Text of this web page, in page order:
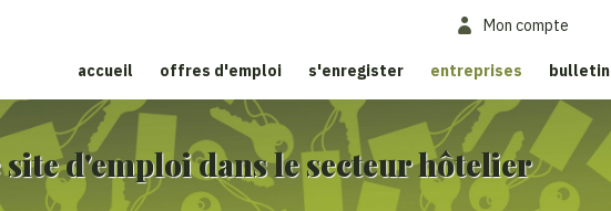
Mon compte
accueil offres d'emploi s'enregister entreprises bulletin
site d'emploi dans le secteur hôtelier